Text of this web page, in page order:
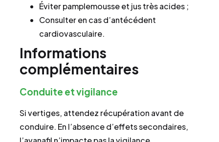
Éviter pamplemousse et jus très acides ;
Consulter en cas d’antécédent
cardiovasculaire.
Informations
complémentaires
Conduite et vigilance
Si vertiges, attendez récupération avant de
conduire. En l’absence d’effets secondaires,